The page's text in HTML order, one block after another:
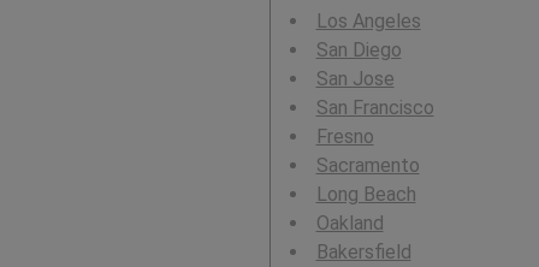
Los Angeles
San Diego
San Jose
San Francisco
Fresno
Sacramento
Long Beach
Oakland
Bakersfield